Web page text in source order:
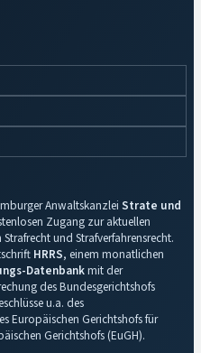
Anwaltskanzlei Strate und
Zugang zur aktuellen
und Strafverfahrensrecht.
HRRS, einem monatlichen
Datenbankmit der
des Bundesgerichtshofs
u.a. des
Europäischen Gerichtshofs für
Gerichtshofs (EuGH).